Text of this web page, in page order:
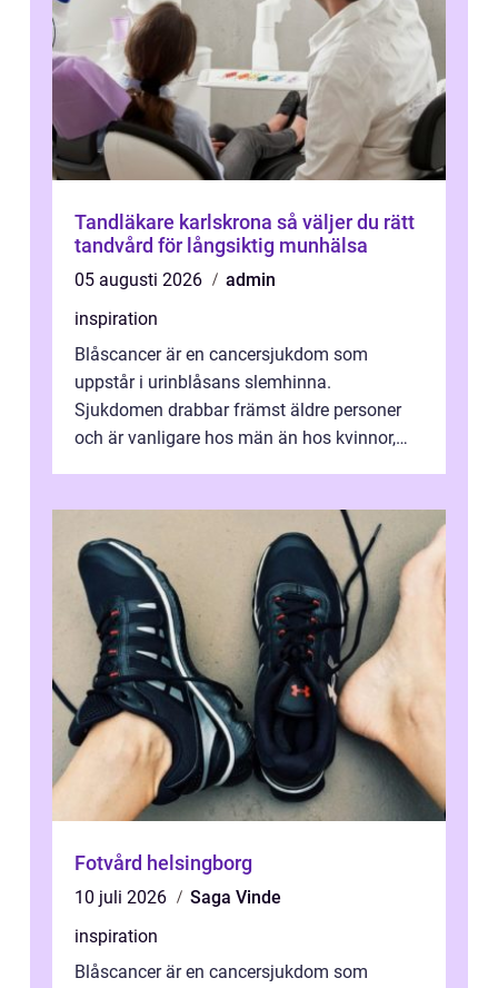
Tandläkare karlskrona så väljer du rätt
tandvård för långsiktig munhälsa
05 augusti 2026
admin
inspiration
Blåscancer är en cancersjukdom som
uppstår i urinblåsans slemhinna.
Sjukdomen drabbar främst äldre personer
och är vanligare hos män än hos kvinnor,
Fotvård helsingborg
10 juli 2026
Saga Vinde
inspiration
Blåscancer är en cancersjukdom som